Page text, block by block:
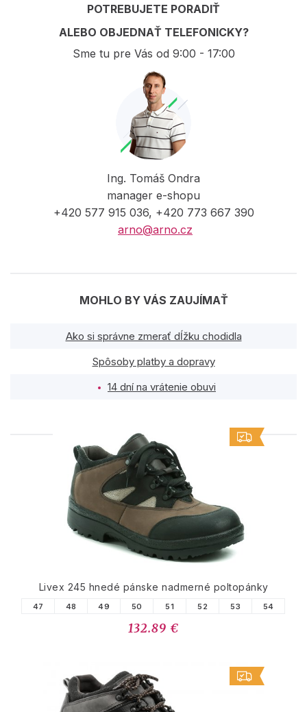
POTREBUJETE PORADIŤ
ALEBO OBJEDNAŤ TELEFONICKY?
Sme tu pre Vás od 9:00 - 17:00
Ing. Tomáš Ondra
manager e-shopu
+420 577 915 036, +420 773 667 390
arno@arno.cz
MOHLO BY VÁS ZAUJÍMAŤ
Ako si správne zmerať dĺžku chodidla
Spôsoby platby a dopravy
14 dní na vrátenie obuvi
PODOBNÉ PRODUKTY
Livex 245 hnedé pánske nadmerné poltopánky
47 48 49 50 51 52 53 54
132.89 €